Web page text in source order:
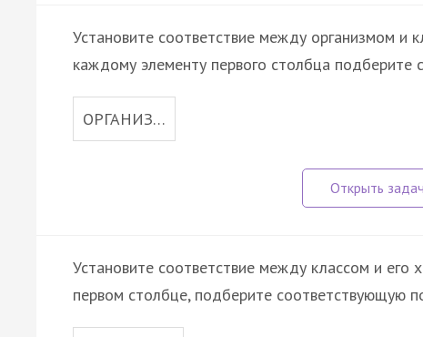
Установите соответствие между организмом и
каждому элементу первого столбца подберите
ОРГАНИЗ…
Установите соответствие между классом и его
первом столбце, подберите соответствующую